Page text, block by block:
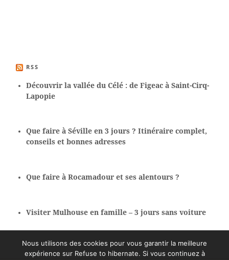
RSS
Découvrir la vallée du Célé : de Figeac à Saint-Cirq-
Lapopie
Que faire à Séville en 3 jours ? Itinéraire complet,
conseils et bonnes adresses
Que faire à Rocamadour et ses alentours ?
Visiter Mulhouse en famille – 3 jours sans voiture
Nous utilisons des cookies pour vous garantir la meilleure
expérience sur Refuse to hibernate. Si vous continuez à